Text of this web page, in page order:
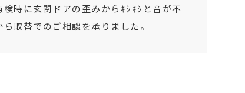
検時に玄関ドアの歪みからｷｼｷｼと音が不
取替でのご相談を承りました。